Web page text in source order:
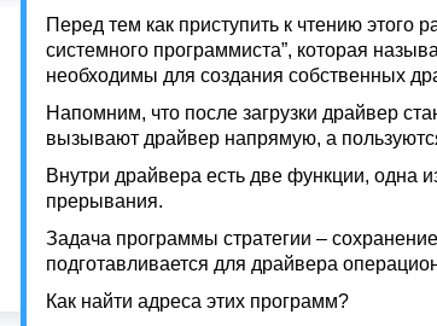
Перед тем как приступить к чтению этого
системного программиста”, которая
необходимы для создания собственных
Напомним, что после загрузки драйвер
вызывают драйвер напрямую, а
Внутри драйвера есть две функции, одна
прерывания.
Задача программы стратегии –
подготавливается для драйвера
Как найти адреса этих программ?